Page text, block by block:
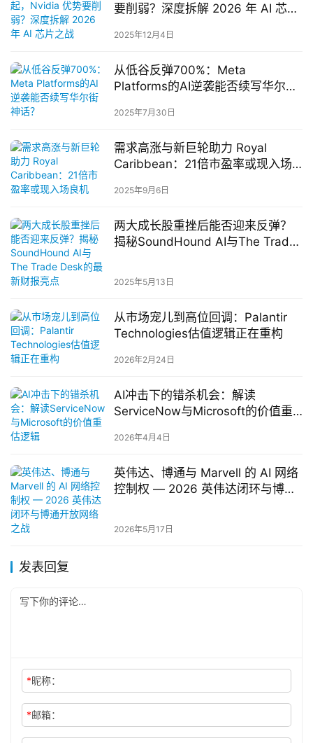
要削弱？深度拆解 2026 年 AI 芯片
2025年12月4日
从低谷反弹700%：Meta
Platforms的AI逆袭能否续写华尔街
2025年7月30日
需求高涨与新巨轮助力 Royal
Caribbean：21倍市盈率或现入场
2025年9月6日
两大成长股重挫后能否迎来反弹？
揭秘SoundHound AI与The Trade
2025年5月13日
从市场宠儿到高位回调：Palantir
Technologies估值逻辑正在重构
2026年2月24日
AI冲击下的错杀机会：解读
ServiceNow与Microsoft的价值重
2026年4月4日
英伟达、博通与 Marvell 的 AI 网络
控制权 — 2026 英伟达闭环与博通
2026年5月17日
发表回复
*昵称：
*邮箱：